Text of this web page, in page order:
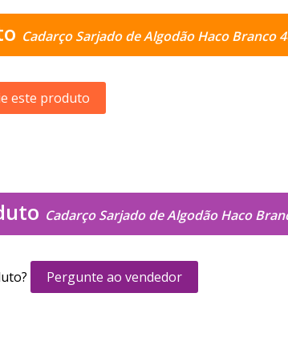
Cadarço Sarjado de Algodão Haco Branco
este produto
Cadarço Sarjado de Algodão Haco
Pergunte ao vendedor